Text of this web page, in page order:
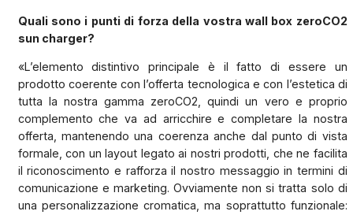
Quali sono i punti di forza della vostra wall box zeroCO2
sun charger?
«L’elemento distintivo principale è il fatto di essere un
prodotto coerente con l’offerta tecnologica e con l’estetica di
tutta la nostra gamma zeroCO2, quindi un vero e proprio
complemento che va ad arricchire e completare la nostra
offerta, mantenendo una coerenza anche dal punto di vista
formale, con un layout legato ai nostri prodotti, che ne facilita
il riconoscimento e rafforza il nostro messaggio in termini di
comunicazione e marketing. Ovviamente non si tratta solo di
una personalizzazione cromatica, ma soprattutto funzionale: